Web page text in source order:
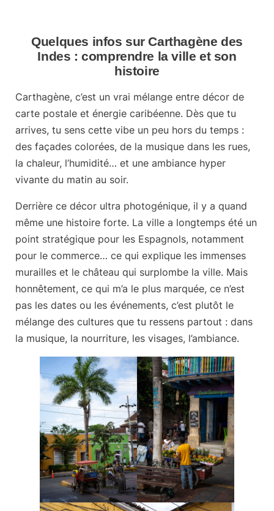
Quelques infos sur Carthagène des
Indes : comprendre la ville et son
histoire
Carthagène, c’est un vrai mélange entre décor de
carte postale et énergie caribéenne. Dès que tu
arrives, tu sens cette vibe un peu hors du temps :
des façades colorées, de la musique dans les rues,
la chaleur, l’humidité… et une ambiance hyper
vivante du matin au soir.
Derrière ce décor ultra photogénique, il y a quand
même une histoire forte. La ville a longtemps été un
point stratégique pour les Espagnols, notamment
pour le commerce… ce qui explique les immenses
murailles et le château qui surplombe la ville. Mais
honnêtement, ce qui m’a le plus marquée, ce n’est
pas les dates ou les événements, c’est plutôt le
mélange des cultures que tu ressens partout : dans
la musique, la nourriture, les visages, l’ambiance.